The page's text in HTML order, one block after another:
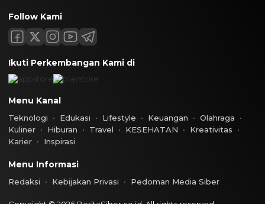
Follow Kami
Ikuti Perkembangan Kami di
Menu Kanal
Teknologi Edukasi Lifestyle Keuangan
Olahraga
Kuliner
Hiburan Travel KESEHATAN
Kreativitas
Karier
Inspirasi
Menu Informasi
Redaksi Kebijakan Privasi Pedoman Media Siber